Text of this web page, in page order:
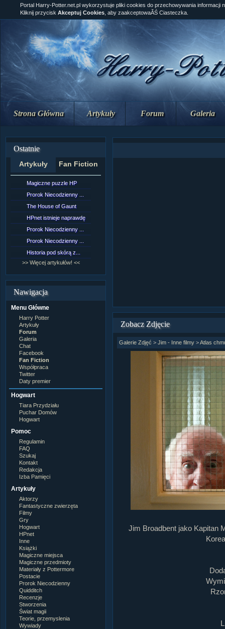
Strona Główna Artykuły Forum Galeria
Ostatnie
Artykuły Fan Fiction
Magiczne puzzle HP
Prorok Niecodzienny ...
The House of Gaunt
HPnet istnieje naprawdę
Prorok Niecodzienny ...
Prorok Niecodzienny ...
Historia pod skórą z...
>> Więcej artykułów! <<
Nawigacja
Menu Główne
Harry Potter
Artykuły
Forum
Galeria
Chat
Facebook
Fan Fiction
Współpraca
Twitter
Daty premier
Hogwart
Tiara Przydziału
Puchar Domów
Hogwart
Pomoc
Regulamin
FAQ
Szukaj
Kontakt
Redakcja
Izba Pamięci
Artykuły
Aktorzy
Fantastyczne zwierzęta
Filmy
Gry
Hogwart
HPnet
Inne
Książki
Magiczne miejsca
Magiczne przedmioty
Materiały z Pottermore
Postacie
Prorok Niecodzienny
Quidditch
Recenzje
Stworzenia
Świat magii
Teorie, przemyslenia
Wywiady
Portal Harry-Potter.net.pl wykorzystuje pliki cookies do przechowywania informacji
Kliknij przycisk Akceptuj Cookies , aby zaakceptowaĂŚ Ciasteczka.
Zobacz Zdjęcie
Galerie Zdjęć > Jim - Inne filmy>Atlas
Jim Broadbent jako Kapitan